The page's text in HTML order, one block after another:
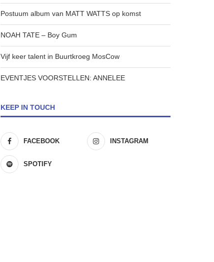
Postuum album van MATT WATTS op komst
NOAH TATE – Boy Gum
Vijf keer talent in Buurtkroeg MosCow
EVENTJES VOORSTELLEN: ANNELEE
KEEP IN TOUCH
FACEBOOK INSTAGRAM
SPOTIFY